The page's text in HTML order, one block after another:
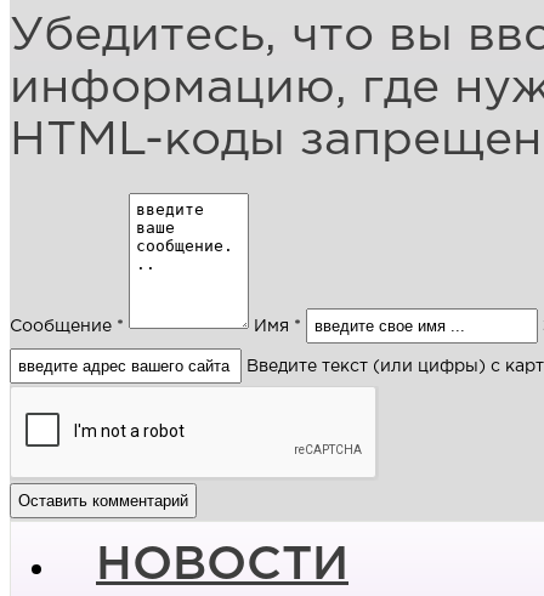
Убедитесь, что вы
информацию, где
HTML-коды
Сообщение * Имя *
Введите текст (или цифры) с
НОВОСТИ